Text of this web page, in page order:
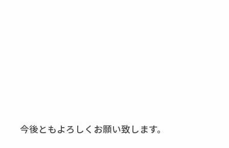
今後ともよろしくお願い致します。